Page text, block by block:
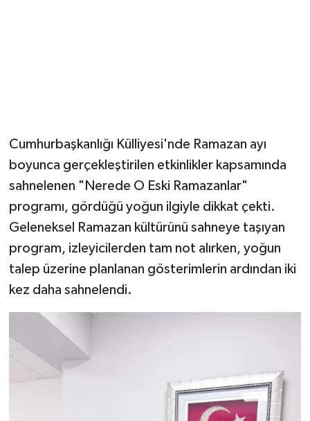
Cumhurbaşkanlığı Külliyesi'nde Ramazan ayı
boyunca gerçekleştirilen etkinlikler kapsamında
sahnelenen "Nerede O Eski Ramazanlar"
programı, gördüğü yoğun ilgiyle dikkat çekti.
Geleneksel Ramazan kültürünü sahneye taşıyan
program, izleyicilerden tam not alırken, yoğun
talep üzerine planlanan gösterimlerin ardından iki
kez daha sahnelendi.
Sonsöz Özel
Spor
Vasıta
Yaşam